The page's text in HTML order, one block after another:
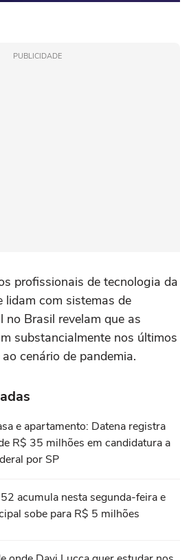
PUBLICIDADE
profissionais de tecnologia da
lidam com sistemas de
Brasil revelam que as
substancialmente nos últimos
cenário de pandemia.
e apartamento: Datena registra
R$ 35 milhões em candidatura a
por SP
acumula nesta segunda-feira e
sobe para R$ 5 milhões